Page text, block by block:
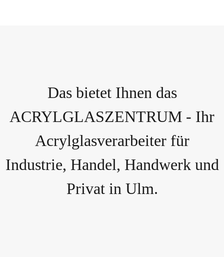
Das bietet Ihnen das
ACRYLGLASZENTRUM - Ihr
Acrylglasverarbeiter für
Industrie, Handel, Handwerk und
Privat in Ulm.